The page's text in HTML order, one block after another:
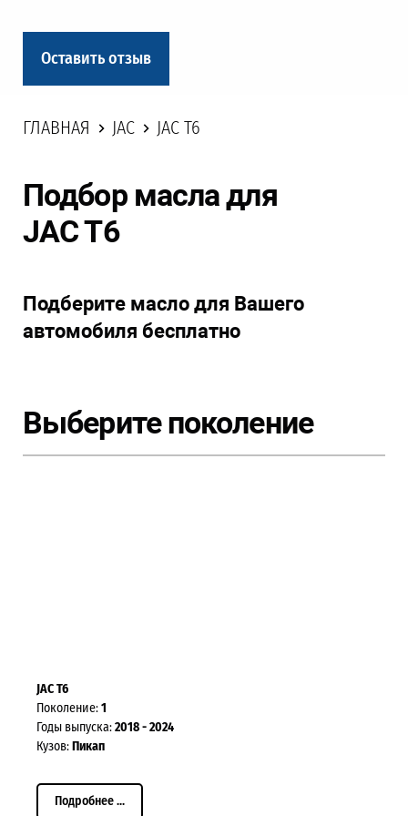
Оставить отзыв
ГЛАВНАЯ JAC JAC T6
Подбор масла для
JAC T6
Подберите масло для Вашего
автомобиля бесплатно
Выберите поколение
JAC T6
Поколение:1
Годы выпуска:2018 - 2024
Кузов:Пикап
Подробнее ...